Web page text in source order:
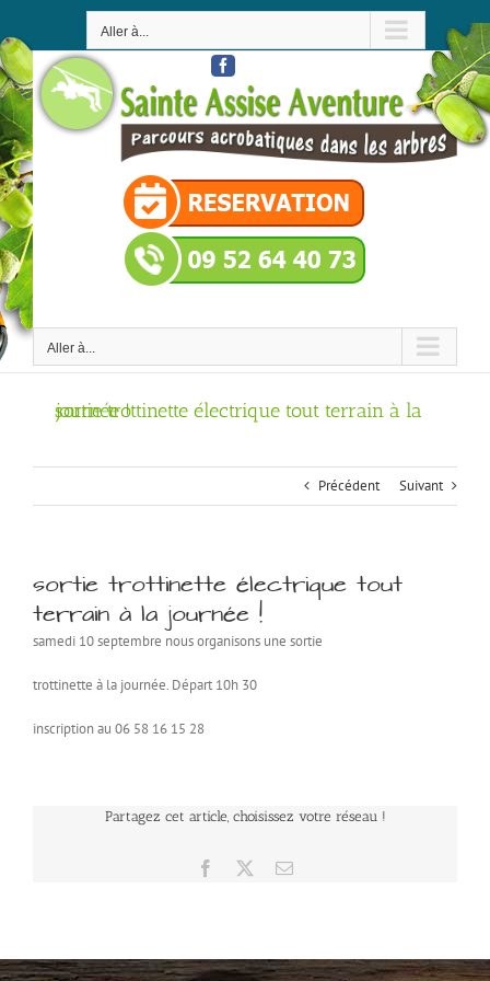
contenu
Aller à...
Facebook
Aller à...
sortie trottinette électrique tout terrain à la journée !
Précédent Suivant
sortie trottinette électrique tout
terrain à la journée !
samedi 10 septembre nous organisons une sortie
trottinette à la journée. Départ 10h 30
inscription au 06 58 16 15 28
Partagez cet article, choisissez votre réseau !
Facebook Email